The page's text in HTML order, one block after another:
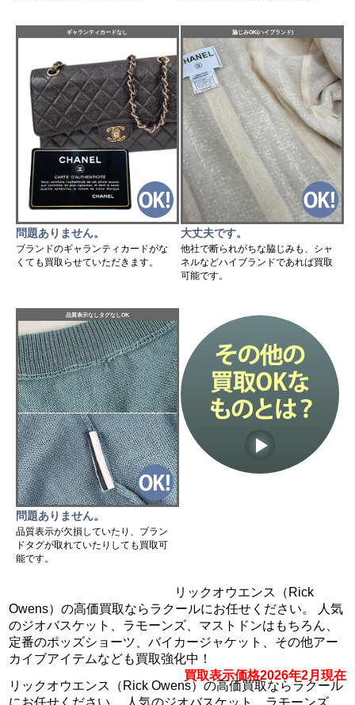
ギャランティカードなし
問題ありません。
ブランドのギャランティカードがな
くても買取らせていただきます。
脇じみOK(ハイブランド)
大丈夫です。
他社で断られがちな脇じみも、シャ
ネルなどハイブランドであれば買取
可能です。
品質表示なしタグなしOK
問題ありません。
品質表示が欠損していたり、ブラン
ドタグが取れていたりしても買取可
能です。
リックオウエンス（Rick
Owens）の高価買取ならラクールにお任せください。 人気
のジオバスケット、ラモーンズ、マストドンはもちろん、
定番のポッズショーツ、バイカージャケット、その他アー
カイブアイテムなども買取強化中！
買取表示価格2026年2月現在
リックオウエンス（Rick Owens）の高価買取ならラクール